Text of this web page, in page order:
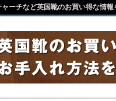
ーチなど英国靴のお買い得な情